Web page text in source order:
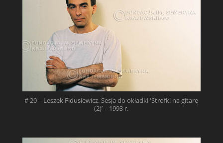
# 20 – Leszek Fidusiewicz. Sesja do okładki 'Strofki na gitarę
(2)’ – 1993 r.